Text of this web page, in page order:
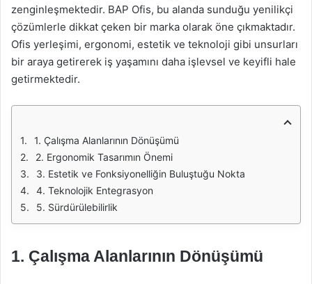
zenginleşmektedir. BAP Ofis, bu alanda sunduğu yenilikçi
çözümlerle dikkat çeken bir marka olarak öne çıkmaktadır.
Ofis yerleşimi, ergonomi, estetik ve teknoloji gibi unsurları
bir araya getirerek iş yaşamını daha işlevsel ve keyifli hale
getirmektedir.
1. Çalışma Alanlarının Dönüşümü
2. Ergonomik Tasarımın Önemi
3. Estetik ve Fonksiyonelliğin Buluştuğu Nokta
4. Teknolojik Entegrasyon
5. Sürdürülebilirlik
1. Çalışma Alanlarının Dönüşümü